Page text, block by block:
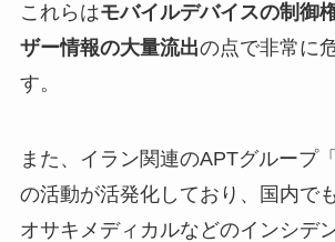
これらはモバイルデバイスの制御
ザー情報の大量流出の点で非常に
す。
また、イラン関連のAPTグループ
の活動が活発化しており、国内で
オサキメディカルなどのインシデ